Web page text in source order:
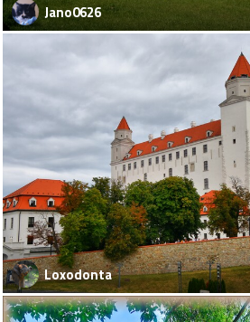
Jano0626
Loxodonta